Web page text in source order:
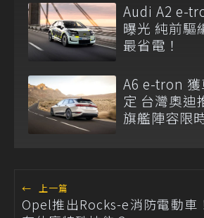
Audi A2 e-
曝光 純前驅
最省電！
A6 e-tron
定 台灣奧迪
旗艦陣容限
← 上一篇
Opel推出Rocks-e消防電動車